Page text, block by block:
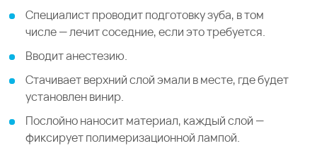
Специалист проводит подготовку зуба, в том
числе — лечит соседние, если это требуется.
Вводит анестезию.
Стачивает верхний слой эмали в месте, где будет
установлен винир.
Послойно наносит материал, каждый слой —
фиксирует полимеризационной лампой.